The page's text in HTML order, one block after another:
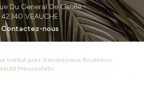
Du General De Gaulle -
42340 VEAUCHE
Contactez-nous
Institut pres d’Andrézieux Bouthéon :
Mesoestetic